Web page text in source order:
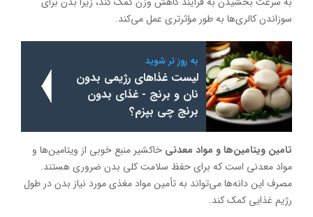
سوزاندن کالری‌ها به طور مؤثرتری عمل می‌کند.
به روز تر شوید
لیست غذاهای رژیمی بدون
نان و برنج - غذای بدون
برنج چی بپزم؟
تامین ویتامین‌ها و مواد معدنی خاکشیر منبع خوبی از ویتامین‌ها و
مواد معدنی است که برای حفظ سلامت کلی بدن ضروری هستند.
مصرف این دانه‌ها می‌تواند به تأمین مواد مغذی مورد نیاز بدن در طول
رژیم غذایی کمک کند.